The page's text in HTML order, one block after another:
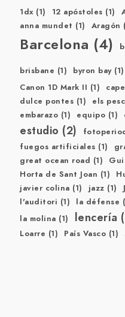
1dx(1) 12 apóstoles (1)
anna mundet (1) Aragón
Barcelona (4)
brisbane (1) byron bay(1)
Canon 1D Mark II (1)
dulce pontes (1) els
embarazo (1) equipo (1)
estudio (2)
fuegos artificiales (1)
great ocean road (1)
Horta de Sant Joan (1)
javier colina (1) jazz (1)
l'auditori (1) la défense
la molina (1) lencería
Loarre (1) País Vasco (1)